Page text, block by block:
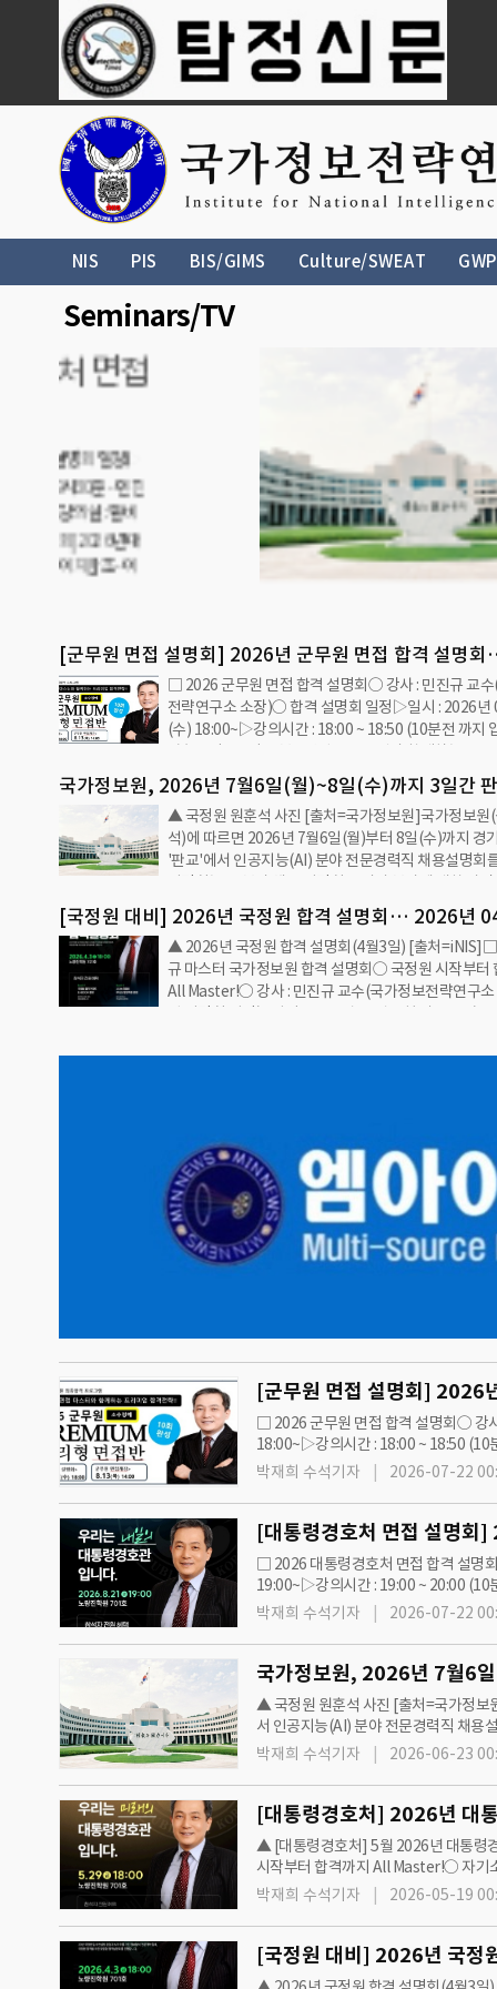
NIS PIS BIS/GIMS Culture/SWEAT GWP
Seminars/TV
교에
▲ 국정원
지 경기도 성
회로 여타 분
원안내 → 방
후 일괄 공지
[군무원 면접 설명회] 2026년 군무원 면접 합격 설명
년 08월12일(수) 18:00□ 2026 군무원 면접 합격 설명회○ 강사 : 민진규 교
전략연구소 소장)○ 합격 설명회 일정▷일시 : 2026년
(수) 18:00~▷강의시간 : 18:00 ~ 18:50 (10분전 까지
1부 18시~18시30분 - 민진규 교수님과 함께하는
접 합격PLAN!!- 2부 18시30분~18:50분 - 교수님과
강의실 : 윌비스 노량진 학원본원 701호(HS타워)○ 상
1544-0336 ARS 2번▲ [군무원 면접 설명회] 2026년
접 합격 설명회… 2026년 08월12일(수) 18:00, 13일
=iNIS]□ 강의 내용○ 2026년 군무원 면접 오리엔테
국가정보원, 2026년 7월6일(월)~8일(수)까지 3일간
AI 분야 전문경력직 채용 설명회 개최
▲ 국정원 원훈석 사진 [출처=국가정보원]국가정보원
석)에 따르면 2026년 7월6일(월)부터 8일(수)까지 경
'판교'에서 인공지능(AI) 분야 전문경력직 채용설명회
설명회는 AI 분야 채용 설명회로 여타 분야에 대한 상
답은 받지 않는다.상담예약은 1인당 1회만 가능하며
지 상단 지원안내 → 방문예약 탭에서 채용설명회 예약
다. 예약 확정은 채용 설명회 장소와 함께 문자메시지
공지 예정이다.예약 변경 희망 시 예약취소 후 다음 채
재신청하면 된다. 예약이 불가한 경우, 해당일 예약이
[국정원 대비] 2026년 국정원 합격 설명회… 2026년
(금) 18:00
▲ 2026년 국정원 합격 설명회(4월3일) [출처
규 마스터 국가정보원 합격 설명회○ 국정원 시작부터
All Master!○ 강사 : 민진규 교수(국가정보전략연구
격 설명회 일정▷일시 : 2026년 04월3일(금) 18:00▷
진규 교수님과 함께하는 2026 국정원 합격PLAN!!- 2
특성3. 국정원 채용전형 종류 및 내용4. 국정원 NIAT…
[군무원 면접 설명회]
□ 2026 군무원 면접 합격 설명회○ 강
18:00~▷강의시간 : 18:00 ~ 18:50 (10
PLAN!!- 2부 18시30분~18:50분 - 교
박재희 수석기자 2026-07-22
□ 2026 대통령경호처 면접 합격 설명
19:00~▷강의시간 : 19:00 ~ 20:00 (10
PLAN!!- 2부 19시30분~20시 - 교수
박재희 수석기자 2026-07-22
국가정보원, 2026년 7월6
▲ 국정원 원훈석 사진 [출처=국가정보
서 인공지능(AI) 분야 전문경력직 채용
상담예약은 1인당 1회만 가능하며 메
박재희 수석기자 2026-06-23
[대통령경호처] 2026년 대
▲ [대통령경호처] 5월 2026년 대통령
시작부터 합격까지 All Master!○ 자기
소장)○ 합격 설명회 일정 ▷ 일시 :
박재희 수석기자 2026-05-19
[국정원 대비] 2026년 국